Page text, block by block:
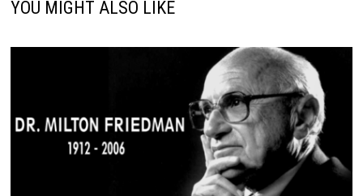
YOU MIGHT ALSO LIKE